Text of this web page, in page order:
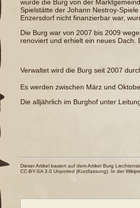
wurde die Burg von der
Spielstätte der Johann Nestroy-Spiele
Enzersdorf nicht finanzierbar war,
Die Burg war von 2007 bis 2009
renoviert und erhielt ein neues Dach.
Verwaltet wird die Burg seit 2007
Es werden zwischen März und
Die alljährlich im Burghof unter
Dieser Artikel basiert auf dem Artikel Burg
CC-BY-SA 3.0 Unported (Kurzfassung). In der